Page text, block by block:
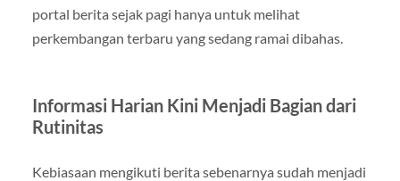
portal berita sejak pagi hanya untuk melihat
perkembangan terbaru yang sedang ramai dibahas.
Informasi Harian Kini Menjadi Bagian dari
Rutinitas
Kebiasaan mengikuti berita sebenarnya sudah menjadi